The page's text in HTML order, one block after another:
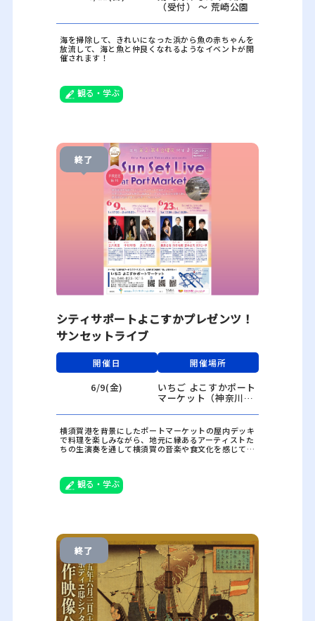
（受付） ～ 荒崎公園
海を掃除して、きれいになった浜から魚の赤ちゃんを
放流して、海と魚と仲良くなれるようなイベントが開
催されます！
観る・学ぶ
終了
シティサポートよこすかプレゼンツ！
サンセットライブ
開催日
6/9(金)
開催場所
いちご よこすかポート
マーケット（神奈川県
横須賀港を背景にしたポートマーケットの屋内デッキ
で料理を楽しみながら、地元に縁あるアーティストた
ちの生演奏を通して横須賀の音楽や食文化を感じてみ
で楽しむFriday Evening！
観る・学ぶ
終了